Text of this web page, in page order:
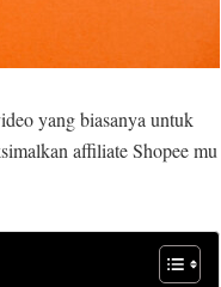
yang biasanya untuk
affiliate Shopee mu